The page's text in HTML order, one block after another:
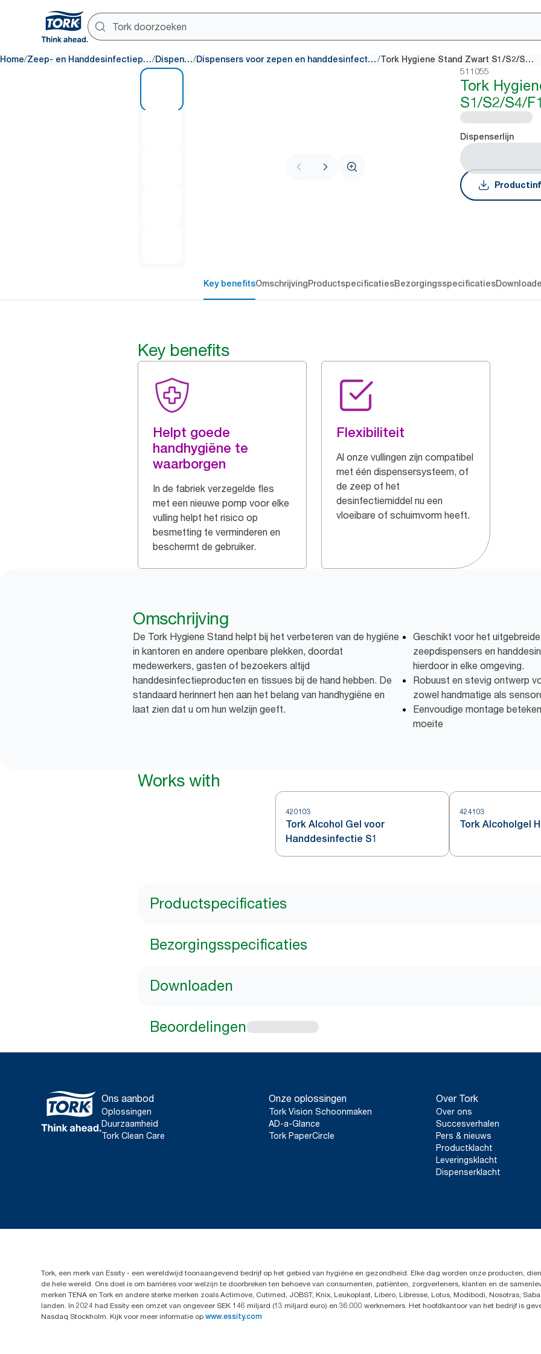
Home/ Zeep- en Handdesinfectieproducten/ Dispensers/ Dispensers voor zepen en handdesinfectieproducten / Tork Hygiene Stand Zwart S1/S2/S4/F1
511055
Tork
S1/S2/S4/F1
Dispenserlijn
Key benefitsOmschrijvingProductspecificatiesBezorgingsspecificaties
Key benefits
Helpt goede
handhygiëne te
waarborgen
In de fabriek verzegelde fles
met een nieuwe pomp voor elke
vulling helpt het risico op
besmetting te verminderen en
beschermt de gebruiker.
Flexibiliteit
Al onze vullingen zijn compatibel
met één dispensersysteem, of
de zeep of het
desinfectiemiddel nu een
vloeibare of schuimvorm heeft.
Omschrijving
De Tork Hygiene Stand helpt bij het verbeteren van de hygiëne
in kantoren en andere openbare plekken, doordat
medewerkers, gasten of bezoekers altijd
handdesinfectieproducten en tissues bij de hand hebben. De
standaard herinnert hen aan het belang van handhygiëne en
laat zien dat u om hun welzijn geeft.
Geschikt voor het
zeepdispensers en
hierdoor in elke omgeving.
Robuust en stevig ontwerp
zowel handmatige als
Eenvoudige montage
moeite
Works with
420103
Tork Alcohol Gel voor
Handdesinfectie S1
424103
Tork Alcoholgel
Productspecificaties
Bezorgingsspecificaties
Downloaden
Beoordelingen
Ons aanbod
Oplossingen
Duurzaamheid
Tork Clean Care
Onze oplossingen
Tork Vision Schoonmaken
AD-a-Glance
Tork PaperCircle
Over Tork
Over ons
Succesverhalen
Pers & nieuws
Productklacht
Leveringsklacht
Dispenserklacht
Tork, een merk van Essity - een wereldwijd toonaangevend bedrijf op het gebied van hygiëne en gezondheid. Elke dag worden onze producten,
de hele wereld. Ons doel is om barrières voor welzijn te doorbreken ten behoeve van consumenten, patiënten, zorgverleners, klanten en de
merken TENA en Tork en andere sterke merken zoals Actimove, Cutimed, JOBST, Knix, Leukoplast, Libero, Libresse, Lotus, Modibodi, Nosotras,
landen. In 2024 had Essity een omzet van ongeveer SEK 146 miljard (13 miljard euro) en 36.000 werknemers. Het hoofdkantoor van het bedrijf is
Nasdaq Stockholm. Kijk voor meer informatie op www.essity.com